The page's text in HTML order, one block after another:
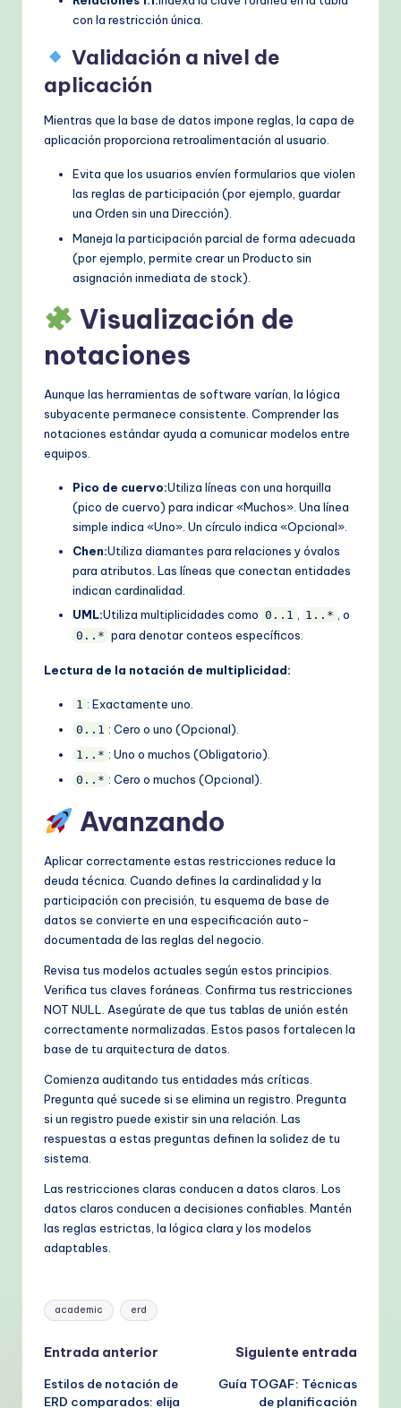
con la restricción única.
Validación a nivel de
aplicación
Mientras que la base de datos impone reglas, la capa de
aplicación proporciona retroalimentación al usuario.
Evita que los usuarios envíen formularios que violen
las reglas de participación (por ejemplo, guardar
una Orden sin una Dirección).
Maneja la participación parcial de forma adecuada
(por ejemplo, permite crear un Producto sin
asignación inmediata de stock).
Visualización de
notaciones
Aunque las herramientas de software varían, la lógica
subyacente permanece consistente. Comprender las
notaciones estándar ayuda a comunicar modelos entre
equipos.
Pico de cuervo:Utiliza líneas con una horquilla
(pico de cuervo) para indicar «Muchos». Una línea
simple indica «Uno». Un círculo indica «Opcional».
Chen:Utiliza diamantes para relaciones y óvalos
para atributos. Las líneas que conectan entidades
indican cardinalidad.
UML:Utiliza multiplicidades como 0..1 1..* , o
0..* para denotar conteos específicos.
Lectura de la notación de multiplicidad:
1 : Exactamente uno.
0..1 : Cero o uno (Opcional).
1..* : Uno o muchos (Obligatorio).
0..* : Cero o muchos (Opcional).
Avanzando
Aplicar correctamente estas restricciones reduce la
deuda técnica. Cuando defines la cardinalidad y la
participación con precisión, tu esquema de base de
datos se convierte en una especificación auto-
documentada de las reglas del negocio.
Revisa tus modelos actuales según estos principios.
Verifica tus claves foráneas. Confirma tus restricciones
NOT NULL. Asegúrate de que tus tablas de unión estén
correctamente normalizadas. Estos pasos fortalecen la
base de tu arquitectura de datos.
Comienza auditando tus entidades más críticas.
Pregunta qué sucede si se elimina un registro. Pregunta
si un registro puede existir sin una relación. Las
respuestas a estas preguntas definen la solidez de tu
sistema.
Las restricciones claras conducen a datos claros. Los
datos claros conducen a decisiones confiables. Mantén
las reglas estrictas, la lógica clara y los modelos
adaptables.
Etiquetas:
academic erd
Navegación
de
Entrada anterior
Estilos de notación de
ERD comparados: elija
Siguiente entrada
Guía TOGAF: Técnicas
de planificación